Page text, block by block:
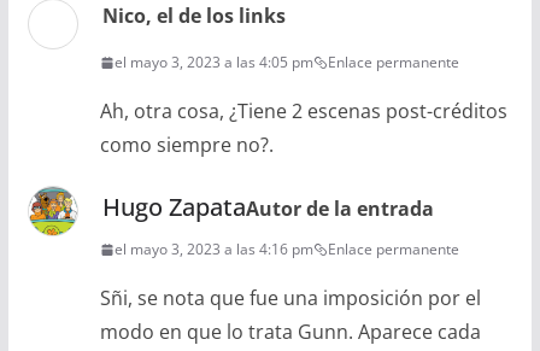
Nico, el de los links
el mayo 3, 2023 a las 4:05 pm Enlace permanente
Ah, otra cosa, ¿Tiene 2 escenas post-créditos
como siempre no?.
Hugo ZapataAutor de la entrada
el mayo 3, 2023 a las 4:16 pm Enlace permanente
Sñi, se nota que fue una imposición por el
modo en que lo trata Gunn. Aparece cada